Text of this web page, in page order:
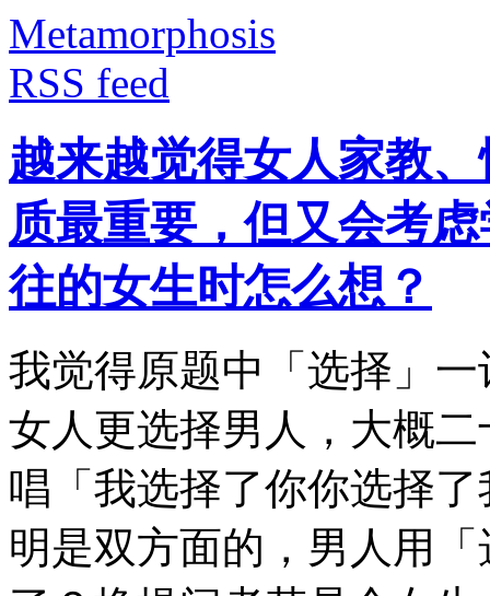
Metamorphosis
RSS feed
越来越觉得女人家教
质最重要，但又会考
往的女生时怎么想？
我觉得原题中「选择」
女人更选择男人，大概
唱「我选择了你你选择
明是双方面的，男人用